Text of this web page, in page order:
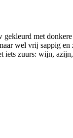
met
wel vrij sappig
iets zuurs: wijn,